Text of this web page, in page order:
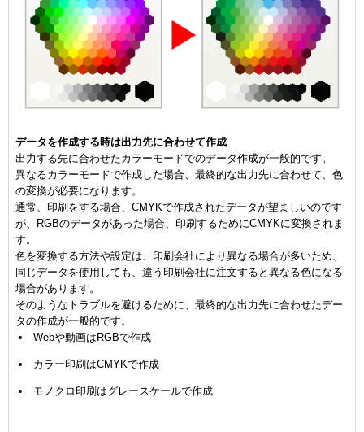
データを作成する時は出力先に合わせて作成
出力する先に合わせたカラーモードでのデータ作成が一般的です。
異なるカラーモードで作成した場合、最終的な出力先に合わせて、色
の変換が必要になります。
通常、印刷をする場合、CMYKで作成されたデータが望ましいのです
が、RGBのデータがあった場合、印刷するためにCMYKに変換されま
す。
色を変換する方法や設定は、印刷会社により異なる場合が多いため、
同じデータを使用しても、違う印刷会社に注文すると異なる色になる
場合があります。
そのようなトラブルを避けるために、最終的な出力先に合わせたデー
タの作成が一般的です。
Webや動画はRGBで作成
カラー印刷はCMYKで作成
モノクロ印刷はグレースケールで作成